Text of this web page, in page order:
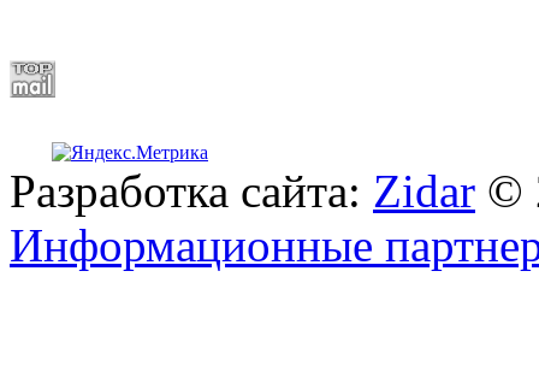
Разработка сайта: Zidar ©
Информационные